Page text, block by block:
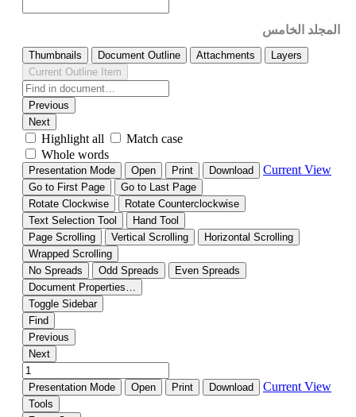
المجلد الخامس